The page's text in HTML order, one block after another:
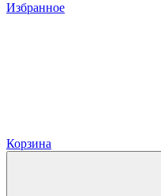
Избранное
Корзина